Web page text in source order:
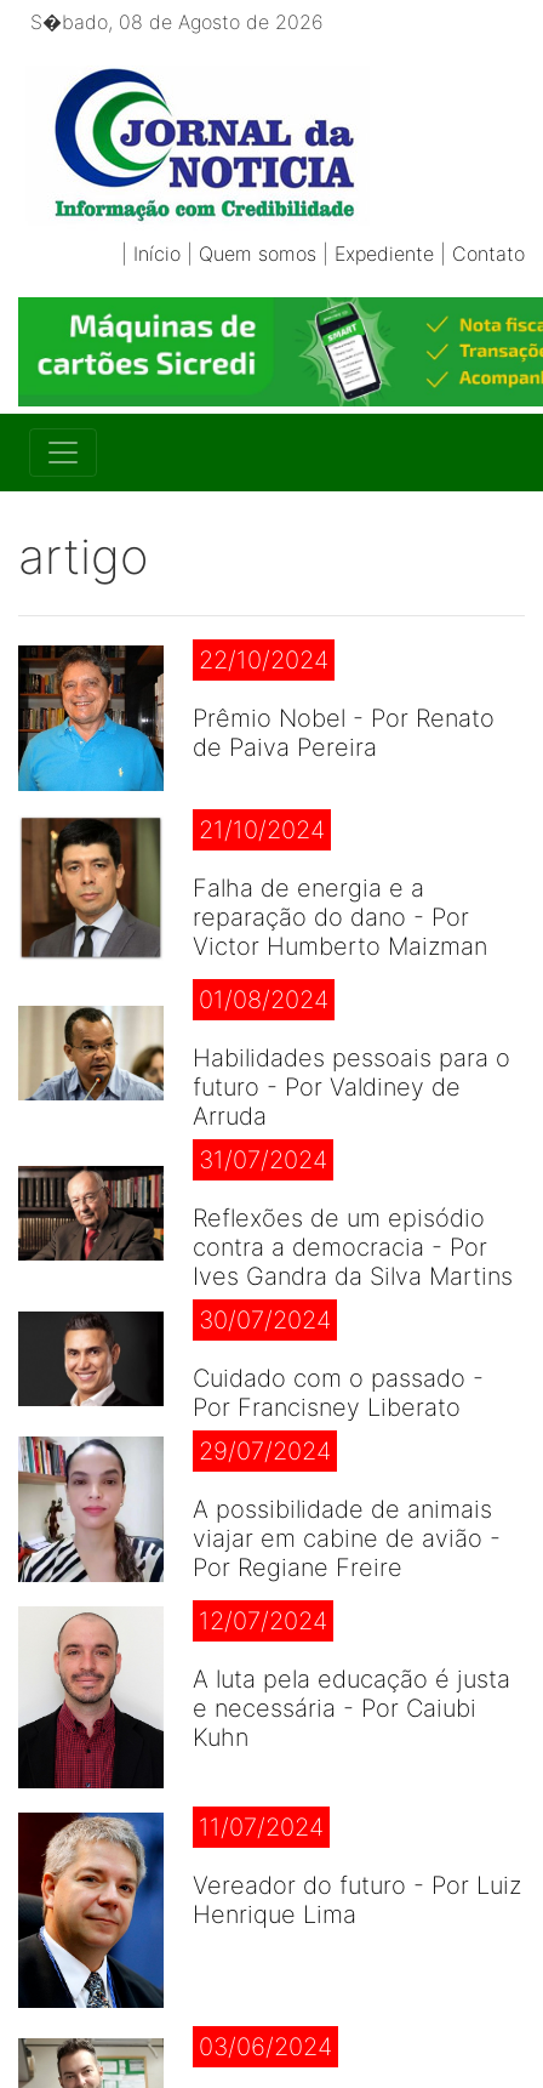
S�bado, 08 de Agosto de 2026
Início Quem somos Expediente Contato
artigo
22/10/2024
Prêmio Nobel - Por Renato
de Paiva Pereira
21/10/2024
Falha de energia e a
reparação do dano - Por
Victor Humberto Maizman
01/08/2024
Habilidades pessoais para o
futuro - Por Valdiney de
Arruda
31/07/2024
Reflexões de um episódio
contra a democracia - Por
Ives Gandra da Silva Martins
30/07/2024
Cuidado com o passado -
Por Francisney Liberato
29/07/2024
A possibilidade de animais
viajar em cabine de avião -
Por Regiane Freire
12/07/2024
A luta pela educação é justa
e necessária - Por Caiubi
Kuhn
11/07/2024
Vereador do futuro - Por Luiz
Henrique Lima
03/06/2024